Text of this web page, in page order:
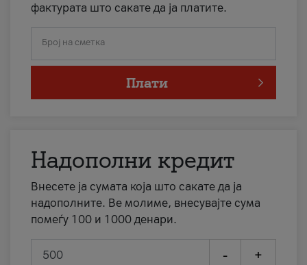
фактурата што сакате да ја платите.
Број на сметка
Плати
Надополни кредит
Внесете ја сумата која што сакате да ја
надополните. Ве молиме, внесувајте сума
помеѓу 100 и 1000 денари.
- +